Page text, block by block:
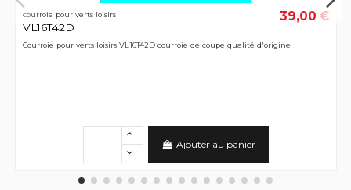
courroie pour verts loisirs
VL16T42D
39,00 €
Courroie pour verts loisirs VL16T42D courroie de coupe qualité d'origine
Ajouter au panier